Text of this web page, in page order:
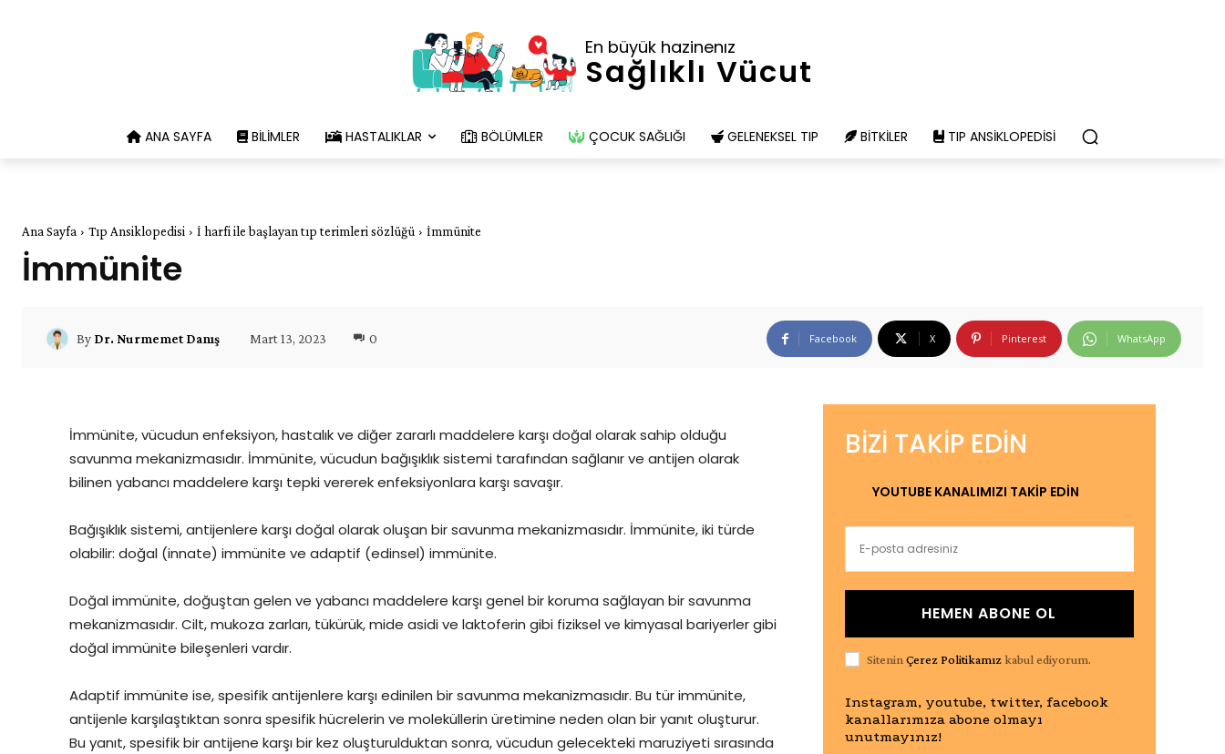
En büyük hazinenız
Sağlıklı Vücut
ANA SAYFA BILIMLER HASTALIKLAR BÖLÜMLER ÇOCUK SAĞLIĞI GELENEKSEL TIP BITKILER TIP ANSIKLOPEDISI
Ana Sayfa Tıp Ansiklopedisi İ harfi ile başlayan tıp terimleri sözlüğü İmmünite
İmmünite
By Dr. Nurmemet Danış Mart 13, 2023 0 Facebook X Pinterest WhatsApp
İmmünite, vücudun enfeksiyon, hastalık ve diğer zararlı maddelere karşı doğal olarak sahip olduğu
savunma mekanizmasıdır. İmmünite, vücudun bağışıklık sistemi tarafından sağlanır ve antijen olarak
bilinen yabancı maddelere karşı tepki vererek enfeksiyonlara karşı savaşır.
Bağışıklık sistemi, antijenlere karşı doğal olarak oluşan bir savunma mekanizmasıdır. İmmünite, iki türde
olabilir: doğal (innate) immünite ve adaptif (edinsel) immünite.
Doğal immünite, doğuştan gelen ve yabancı maddelere karşı genel bir koruma sağlayan bir savunma
mekanizmasıdır. Cilt, mukoza zarları, tükürük, mide asidi ve laktoferin gibi fiziksel ve kimyasal bariyerler gibi
doğal immünite bileşenleri vardır.
Adaptif immünite ise, spesifik antijenlere karşı edinilen bir savunma mekanizmasıdır. Bu tür immünite,
antijenle karşılaştıktan sonra spesifik hücrelerin ve moleküllerin üretimine neden olan bir yanıt oluşturur.
Bu yanıt, spesifik bir antijene karşı bir kez oluşturulduktan sonra, vücudun gelecekteki maruziyeti sırasında
BIZI TAKIP EDIN
YOUTUBE KANALIMIZI TAKİP EDİN
HEMEN ABONE OL
Sitenin Çerez Politikamızkabul ediyorum.
Instagram, youtube, twitter, facebook
kanallarımıza abone olmayı
unutmayınız!